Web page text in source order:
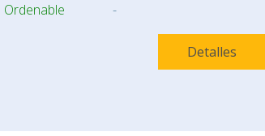
Ordenable -
Detalles